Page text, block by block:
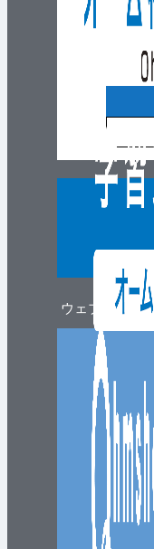
ウェブマガジン